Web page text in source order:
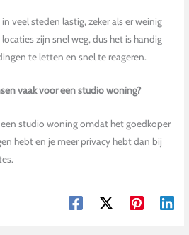
veel steden lastig, zeker als er weinig
zijn snel weg, dus het is handig
te letten en snel te reageren.
vaak voor een studio woning?
studio woning omdat het goedkoper
hebt en je meer privacy hebt dan bij